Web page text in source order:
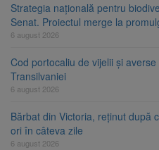
Strategia națională pentru
Senat. Proiectul merge la
6 august 2026
Cod portocaliu de vijelii și
Transilvaniei
6 august 2026
Bărbat din Victoria, reținut după
ori în câteva zile
6 august 2026